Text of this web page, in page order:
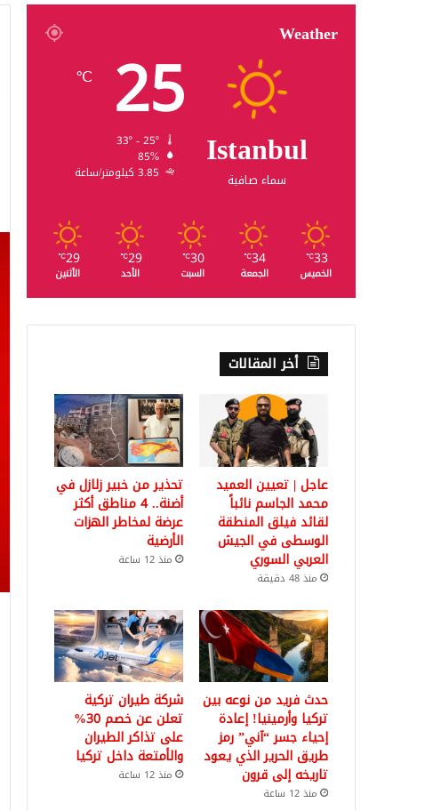
Weather
Istanbul
سماء صافية
25
℃
85%
3.85 كيلومتر/ساعة
33
℃
الخميس
34
℃
الجمعة
30
℃
السبت
29
℃
الأحد
29
℃
الأثنين
أخر المقالات
عاجل | تعيين العميد
محمد الجاسم نائباً
لقائد فيلق المنطقة
الوسطى في الجيش
العربي السوري
منذ 48 دقيقة
تحذير من خبير زلازل في
أضنة.. 4 مناطق أكثر
عرضة لمخاطر الهزات
الأرضية
منذ 12 ساعة
حدث فريد من نوعه بين
تركيا وأرمينيا! إعادة
إحياء جسر “آني” رمز
طريق الحرير الذي يعود
تاريخه إلى قرون
منذ 12 ساعة
شركة طيران تركية
تعلن عن خصم 30%
على تذاكر الطيران
والأمتعة داخل تركيا
منذ 12 ساعة